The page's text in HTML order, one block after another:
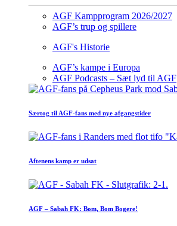
AGF Kampprogram 2026/2027
AGF’s trup og spillere
AGF's Historie
AGF’s kampe i Europa
AGF Podcasts – Sæt lyd til AGF
Særtog til AGF-fans med nye afgangstider
Aftenens kamp er udsat
AGF – Sabah FK: Bom, Bom Bogere!